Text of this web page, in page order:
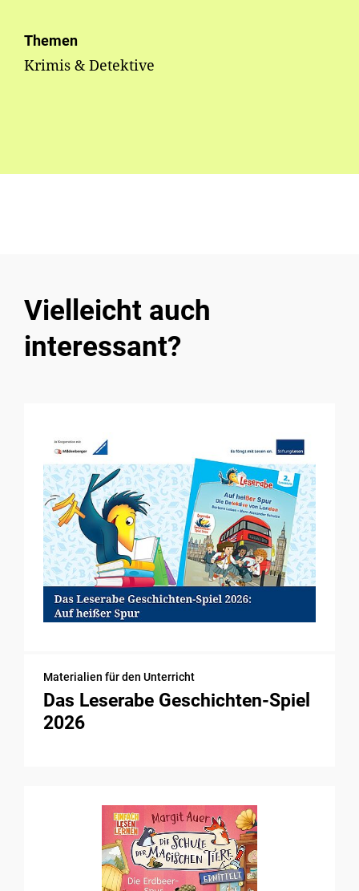
Themen
Krimis & Detektive
Vielleicht auch
interessant?
Materialien für den Unterricht
Das Leserabe Geschichten-Spiel
2026